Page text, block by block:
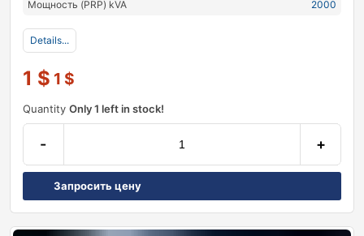
Мощность (PRP) kVA 2000
Details...
1 $ 1 $
Quantity Only 1 left in stock!
- +
Запросить цену